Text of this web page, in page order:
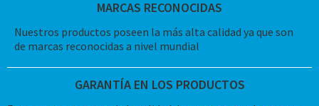
MARCAS RECONOCIDAS
Nuestros productos poseen la más alta calidad ya que son
de marcas reconocidas a nivel mundial
GARANTÍA EN LOS PRODUCTOS